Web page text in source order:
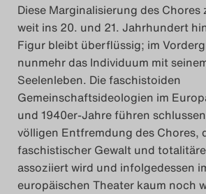
Diese Marginalisierung des
weit ins 20. und 21. Jahrhundert
Figur bleibt überflüssig; im
nunmehr das Individuum mit
Seelenleben. Die faschistoiden
Gemeinschaftsideologien im
und 1940er-Jahre führen
völligen Entfremdung des Chores,
faschistischer Gewalt und
assoziiert wird und infolgedessen
europäischen Theater kaum noch